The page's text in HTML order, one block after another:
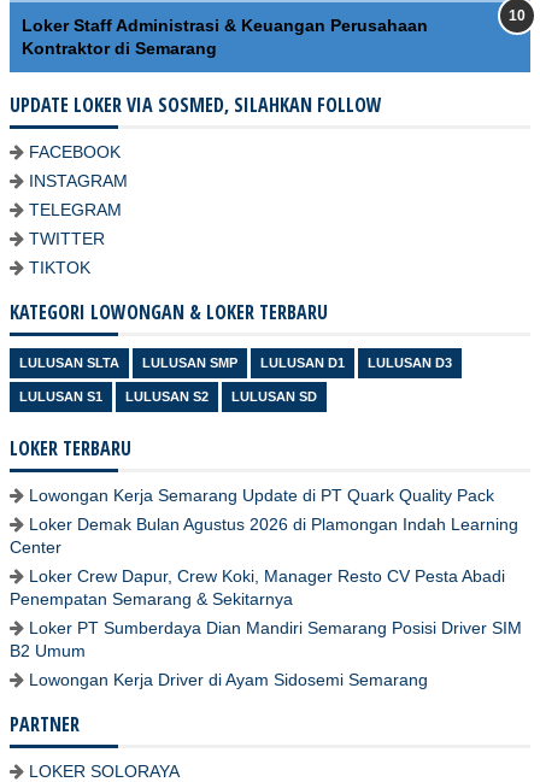
Loker Staff Administrasi & Keuangan Perusahaan
Kontraktor di Semarang
UPDATE LOKER VIA SOSMED, SILAHKAN FOLLOW
FACEBOOK
INSTAGRAM
TELEGRAM
TWITTER
TIKTOK
KATEGORI LOWONGAN & LOKER TERBARU
LULUSAN SLTA LULUSAN SMP LULUSAN D1 LULUSAN D3
LULUSAN S1 LULUSAN S2 LULUSAN SD
LOKER TERBARU
Lowongan Kerja Semarang Update di PT Quark Quality Pack
Loker Demak Bulan Agustus 2026 di Plamongan Indah Learning
Center
Loker Crew Dapur, Crew Koki, Manager Resto CV Pesta Abadi
Penempatan Semarang & Sekitarnya
Loker PT Sumberdaya Dian Mandiri Semarang Posisi Driver SIM
B2 Umum
Lowongan Kerja Driver di Ayam Sidosemi Semarang
PARTNER
LOKER SOLORAYA